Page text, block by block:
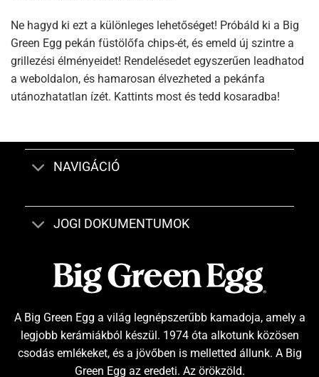
Ne hagyd ki ezt a különleges lehetőséget! Próbáld ki a Big
Green Egg pekán füstölőfa chips-ét, és emeld új szintre a
grillezési élményeidet! Rendelésedet egyszerűen leadhatod
a weboldalon, és hamarosan élvezheted a pekánfa
utánozhatatlan ízét. Kattints most és tedd kosaradba!
NAVIGÁCIÓ
JOGI DOKUMENTUMOK
A Big Green Egg a világ legnépszerűbb kamadoja, amely a
legjobb kerámiákból készül. 1974 óta alkotunk közösen
csodás emlékeket, és a jövőben is melletted állunk. A Big
Green Egg az eredeti. Az örökzöld.